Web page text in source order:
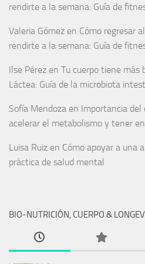
rendirte a la semana: Guía de
Valeria Gómez en Cómo regresar
rendirte a la semana: Guía de
Ilse Pérez en Tu cuerpo tiene más
Láctea: Guía de la microbiota
Sofía Mendoza en Importancia del
acelerar el metabolismo y tener
Luisa Ruiz en Cómo apoyar a una
práctica de salud mental
BIO-NUTRICIÓN, CUERPO &